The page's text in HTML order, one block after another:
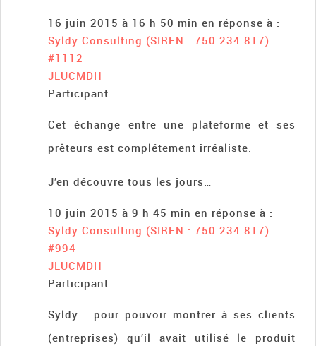
16 juin 2015 à 16 h 50 min en réponse à :
Syldy Consulting (SIREN : 750 234 817)
#1112
JLUCMDH
Participant
Cet échange entre une plateforme et ses
prêteurs est complétement irréaliste.
J’en découvre tous les jours…
10 juin 2015 à 9 h 45 min en réponse à :
Syldy Consulting (SIREN : 750 234 817)
#994
JLUCMDH
Participant
Syldy : pour pouvoir montrer à ses clients
(entreprises) qu’il avait utilisé le produit